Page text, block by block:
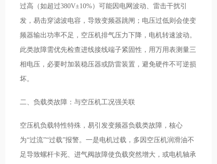
过高（如超过380V±10%）可能因电网波动、雷击干扰引
发，易击穿滤波电容，导致变频器跳闸；电压过低则会使变
频器输出功率不足，空压机排气压力下降，电机转速波动。
此类故障需优先检查进线接线端子紧固性，用万用表测量三
相电压，必要时加装稳压器或防雷装置，避免硬件不可逆损
坏。
二、负载类故障：与空压机工况强关联
空压机负载特性特殊，易引发变频器负载类故障，核心
为“过流”“过载”报警。一是电机过载，多因空压机润滑油不
足导致螺杆卡死、进气阀故障使负载突然增大，或电机轴承